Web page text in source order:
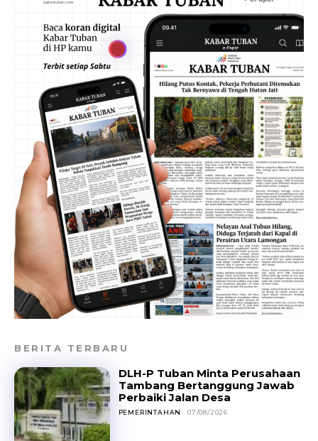
BERITA TERBARU
DLH-P Tuban Minta Perusahaan
Tambang Bertanggung Jawab
Perbaiki Jalan Desa
PEMERINTAHAN 07/08/2026